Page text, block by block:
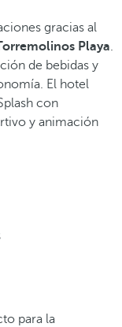
gracias al
Playa.
de bebidas y
El hotel
con
y animación
para la